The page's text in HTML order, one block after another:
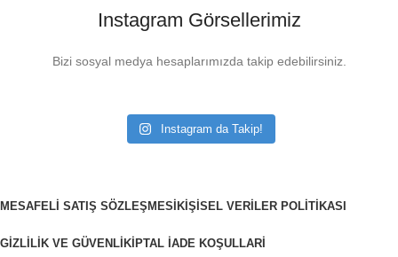
Instagram Görsellerimiz
Bizi sosyal medya hesaplarımızda takip edebilirsiniz.
Instagram da Takip!
MESAFELI SATIŞ SÖZLEŞMESI KIŞISEL VERILER POLITIKASI
GIZLILIK VE GÜVENLIK İPTAL İADE KOŞULLARI